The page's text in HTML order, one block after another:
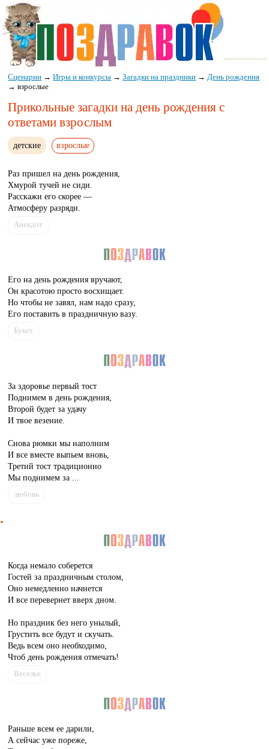
Сценарии →Игры и конкурсы →Загадки на праздники → День рождения
→взрослые
Прикольные загадки на день рождения с
ответами взрослым
детские взрослые
Раз пришел на день рождения,
Хмурой тучей не сиди.
Расскажи его скорее —
Атмосферу разряди.
Анекдот
Его на день рождения вручают,
Он красотою просто восхищает.
Но чтобы не завял, нам надо сразу,
Его поставить в праздничную вазу.
Букет
За здоровье первый тост
Поднимем в день рождения,
Второй будет за удачу
И твое везение.
Снова рюмки мы наполним
И все вместе выпьем вновь,
Третий тост традиционно
Мы поднимем за ...
любовь
Когда немало соберется
Гостей за праздничным столом,
Оно немедленно начнется
И все перевернет вверх дном.
Но праздник без него унылый,
Грустить все будут и скучать.
Ведь всем оно необходимо,
Чтоб день рождения отмечать!
Веселье
Раньше всем ее дарили,
А сейчас уже пореже,